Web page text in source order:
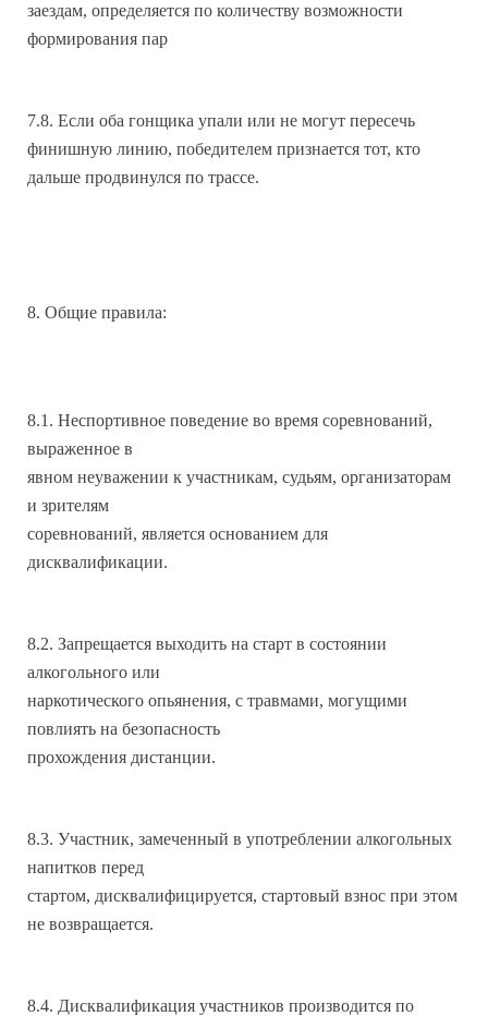
заездам, определяется по количеству возможности
формирования пар
7.8. Если оба гонщика упали или не могут пересечь
финишную линию, победителем признается тот, кто
дальше продвинулся по трассе.
8. Общие правила:
8.1. Неспортивное поведение во время соревнований,
выраженное в
явном неуважении к участникам, судьям, организаторам
и зрителям
соревнований, является основанием для
дисквалификации.
8.2. Запрещается выходить на старт в состоянии
алкогольного или
наркотического опьянения, с травмами, могущими
повлиять на безопасность
прохождения дистанции.
8.3. Участник, замеченный в употреблении алкогольных
напитков перед
стартом, дисквалифицируется, стартовый взнос при этом
не возвращается.
8.4. Дисквалификация участников производится по